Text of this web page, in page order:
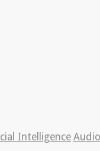
Intelligence